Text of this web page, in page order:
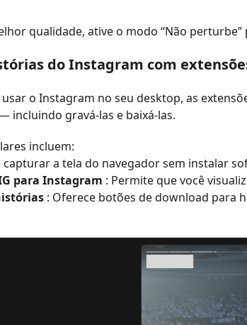
qualidade, ative o modo “Não
do Instagram com
o Instagram no seu desktop, as
incluindo gravá-las e baixá-las.
incluem:
capturar a tela do navegador sem instalar
para Instagram : Permite que você
: Oferece botões de download para